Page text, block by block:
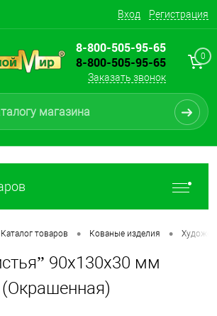
Вход Регистрация
8-800-505-95-65
8-800-505-95-65
Заказать звонок
0
Каталог товаров • Кованые изделия •
90х130х30 мм